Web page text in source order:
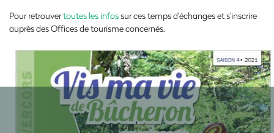
Pour retrouvertoutes les infossur ces temps d'échanges et s’inscrire
auprès des Offices de tourisme concernés.